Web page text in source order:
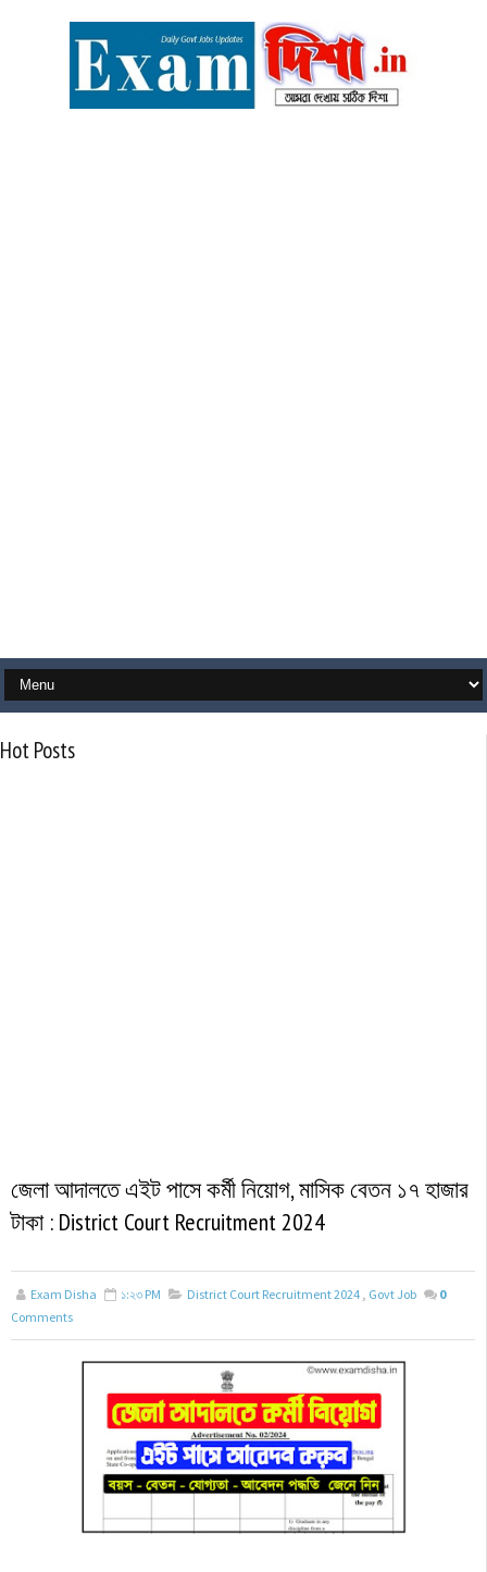
Hot Posts
জেলা আদালতে এইট পাসে কর্মী নিয়োগ, মাসিক বেতন ১৭ হাজার
টাকা : District Court Recruitment 2024
Exam Disha ১:২৩ PM District Court Recruitment 2024 , Govt Job
0
Comments